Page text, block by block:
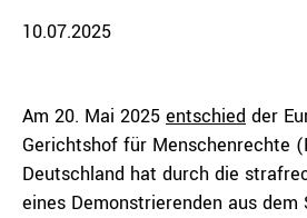
10.07.2025
Am 20. Mai 2025 entschied der
Gerichtshof für Menschenrechte
Deutschland hat durch die
eines Demonstrierenden aus